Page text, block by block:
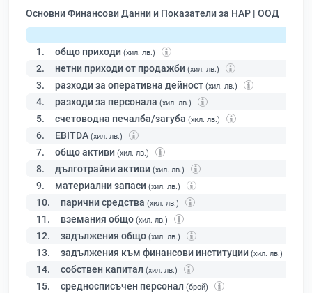
Основни Финансови Данни и Показатели за НАР | ООД
1. общо приходи (хил. лв.)
2. нетни приходи от продажби (хил. лв.)
3. разходи за оперативна дейност (хил. лв.)
4. разходи за персонала (хил. лв.)
5. счетоводна печалба/загуба (хил. лв.)
6. EBITDA (хил. лв.)
7. общо активи (хил. лв.)
8. дълготрайни активи (хил. лв.)
9. материални запаси (хил. лв.)
10. парични средства (хил. лв.)
11. вземания общо (хил. лв.)
12. задължения общо (хил. лв.)
13. задължения към финансови институции (хил. лв.)
14. собствен капитал (хил. лв.)
15. средносписъчен персонал (брой)